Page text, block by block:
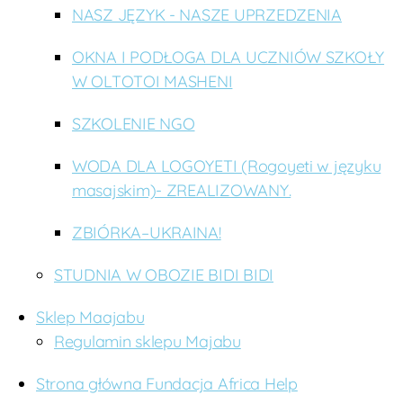
NASZ JĘZYK - NASZE UPRZEDZENIA
OKNA I PODŁOGA DLA UCZNIÓW SZKOŁY
W OLTOTOI MASHENI
SZKOLENIE NGO
WODA DLA LOGOYETI (Rogoyeti w języku
masajskim)- ZREALIZOWANY.
ZBIÓRKA–UKRAINA!
STUDNIA W OBOZIE BIDI BIDI
Sklep Maajabu
Regulamin sklepu Majabu
Strona główna Fundacja Africa Help